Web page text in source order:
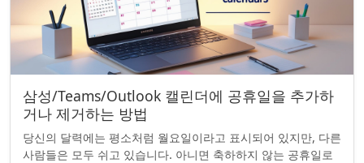
삼성/Teams/Outlook 캘린더에 공휴일을 추가하
거나 제거하는 방법
당신의 달력에는 평소처럼 월요일이라고 표시되어 있지만, 다른
사람들은 모두 쉬고 있습니다. 아니면 축하하지 않는 공휴일로